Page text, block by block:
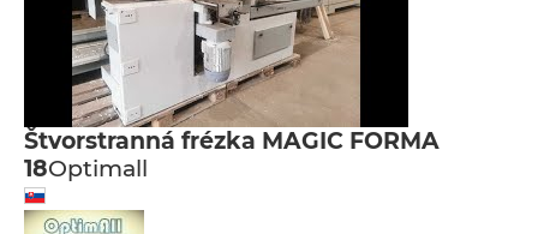
Štvorstranná frézka MAGIC FORMA
18Optimall